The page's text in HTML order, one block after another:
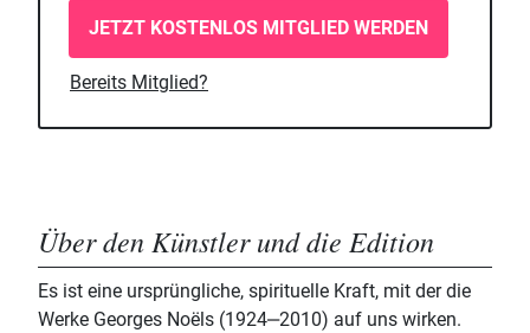
JETZT KOSTENLOS MITGLIED WERDEN
Bereits Mitglied?
Über den Künstler und die Edition
Es ist eine ursprüngliche, spirituelle Kraft, mit der die
Werke Georges Noëls (1924‒2010) auf uns wirken.